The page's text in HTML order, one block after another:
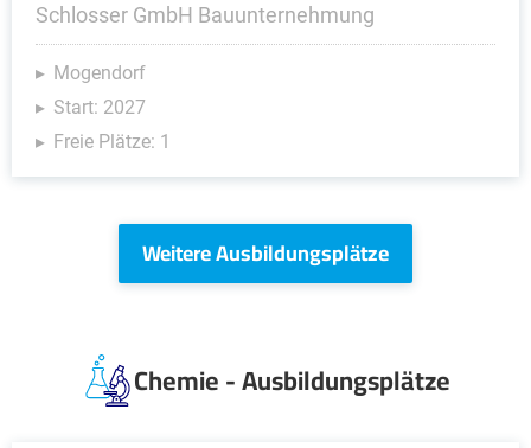
Schlosser GmbH Bauunternehmung
Mogendorf
Start: 2027
Freie Plätze: 1
Weitere Ausbildungsplätze
Chemie - Ausbildungsplätze